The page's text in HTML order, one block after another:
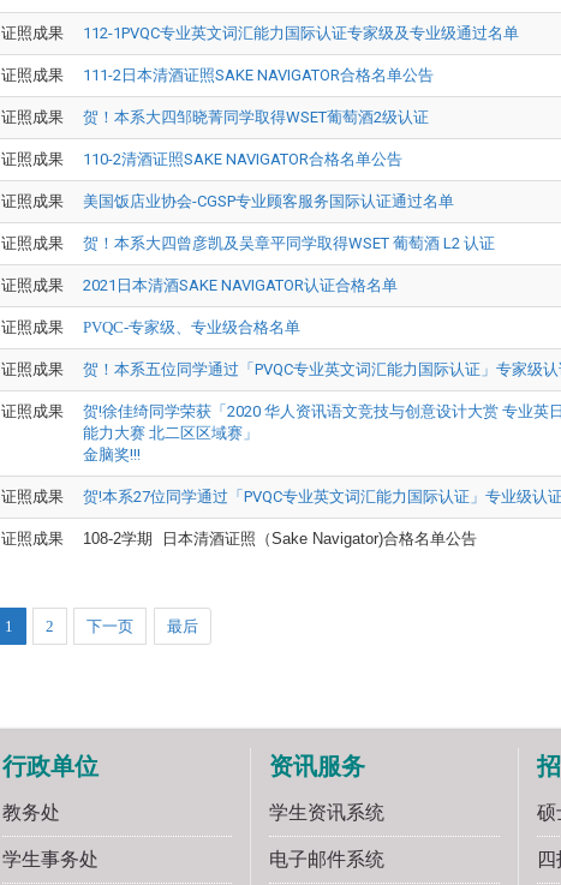
证照成果 112-1PVQC专业英文词汇能力国际认证专家级及专业级通过名单
证照成果 111-2日本清酒证照SAKE NAVIGATOR合格名单公告
证照成果 贺！本系大四邹晓菁同学取得WSET葡萄酒2级认证
证照成果 110-2清酒证照SAKE NAVIGATOR合格名单公告
证照成果 美国饭店业协会-CGSP专业顾客服务国际认证通过名单
证照成果 贺！本系大四曾彦凯及吴章平同学取得WSET 葡萄酒 L2 认证
证照成果 2021日本清酒SAKE NAVIGATOR认证合格名单
证照成果 PVQC-专家级、专业级合格名单
证照成果 贺！本系五位同学通过「PVQC专业英文词汇能力国际认证」专家级
证照成果
贺!徐佳绮同学荣获「2020 华人资讯语文竞技与创意设计大赏 专业英
能力大赛 北二区区域赛」
金脑奖!!!
证照成果 贺!本系27位同学通过「PVQC专业英文词汇能力国际认证」专业级认
证照成果 108-2学期 日本清酒证照（Sake Navigator)合格名单公告
1 2 下一页 最后
行政单位
教务处
学生事务处
资讯服务
学生资讯系统
电子邮件系统
硕